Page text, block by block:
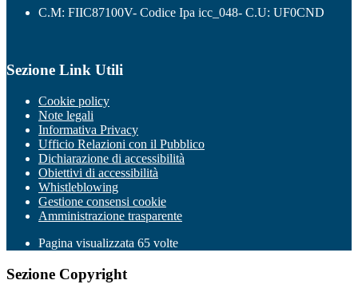
C.M: FIIC87100V- Codice Ipa icc_048- C.U: UF0CND
Sezione Link Utili
Cookie policy
Note legali
Informativa Privacy
Ufficio Relazioni con il Pubblico
Dichiarazione di accessibilità
Obiettivi di accessibilità
Whistleblowing
Gestione consensi cookie
Amministrazione trasparente
Pagina visualizzata 65 volte
Sezione Copyright